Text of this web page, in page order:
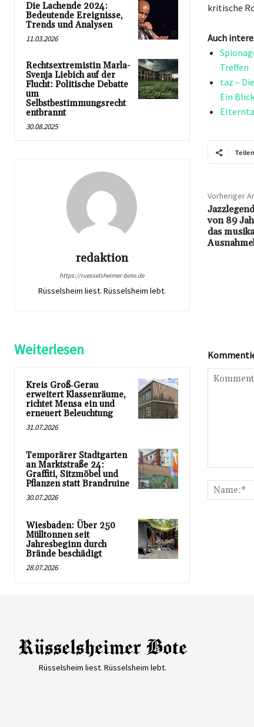
Die Lachende 2024:
Bedeutende Ereignisse,
Trends und Analysen
11.03.2026
Rechtsextremistin Marla-
Svenja Liebich auf der
Flucht: Politische Debatte
um
Selbstbestimmungsrecht
entbrannt
30.08.2025
redaktion
https://ruesselsheimer-bote.de
Rüsselsheim liest. Rüsselsheim lebt.
kritische
Auch
Treffen
taz –
Ein
Teilen
Vorheriger
von 89
das
Weiterlesen
Kreis Groß‑Gerau
erweitert Klassenräume,
richtet Mensa ein und
erneuert Beleuchtung
31.07.2026
Temporärer Stadtgarten
an Marktstraße 24:
Graffiti, Sitzmöbel und
Pflanzen statt Brandruine
30.07.2026
Wiesbaden: Über 250
Mülltonnen seit
Jahresbeginn durch
Brände beschädigt
28.07.2026
Rüsselsheim liest. Rüsselsheim lebt.